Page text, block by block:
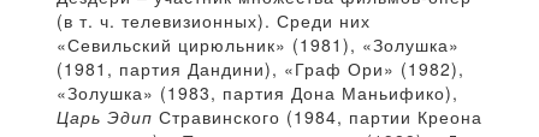
(в т. ч. телевизионных). Среди них
«Севильский цирюльник» (1981), «Золушка»
(1981, партия Дандини), «Граф Ори» (1982),
«Золушка» (1983, партия Дона Маньифико),
Царь Эдип Стравинского (1984, партии Креона